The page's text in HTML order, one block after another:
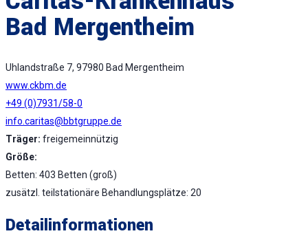
Bad Mergentheim
Uhlandstraße 7, 97980 Bad Mergentheim
www.ckbm.de
+49 (0)7931/58-0
info.caritas@bbtgruppe.de
Träger: freigemeinnützig
Größe:
Betten: 403 Betten (groß)
zusätzl. teilstationäre Behandlungsplätze: 20
Detailinformationen